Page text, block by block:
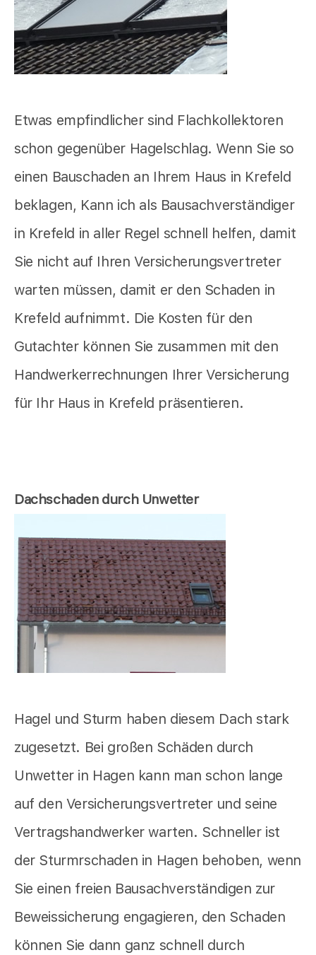
Etwas empfindlicher sind Flachkollektoren
schon gegenüber Hagelschlag. Wenn Sie so
einen Bauschaden an Ihrem Haus in Krefeld
beklagen, Kann ich als Bausachverständiger
in Krefeld in aller Regel schnell helfen, damit
Sie nicht auf Ihren Versicherungsvertreter
warten müssen, damit er den Schaden in
Krefeld aufnimmt. Die Kosten für den
Gutachter können Sie zusammen mit den
Handwerkerrechnungen Ihrer Versicherung
für Ihr Haus in Krefeld präsentieren.
Dachschaden durch Unwetter
Hagel und Sturm haben diesem Dach stark
zugesetzt. Bei großen Schäden durch
Unwetter in Hagen kann man schon lange
auf den Versicherungsvertreter und seine
Vertragshandwerker warten. Schneller ist
der Sturmrschaden in Hagen behoben, wenn
Sie einen freien Bausachverständigen zur
Beweissicherung engagieren, den Schaden
können Sie dann ganz schnell durch